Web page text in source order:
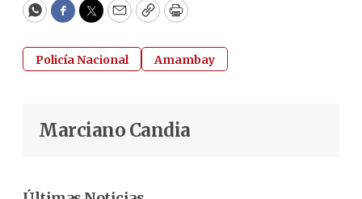
WhatsApp
Facebook
Twitter
EmailCopyPrint
Policía Nacional Amambay
Marciano Candia